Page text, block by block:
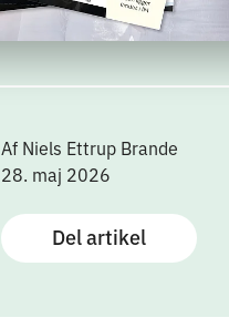
Af Niels Ettrup Brande
28. maj 2026
Del artikel